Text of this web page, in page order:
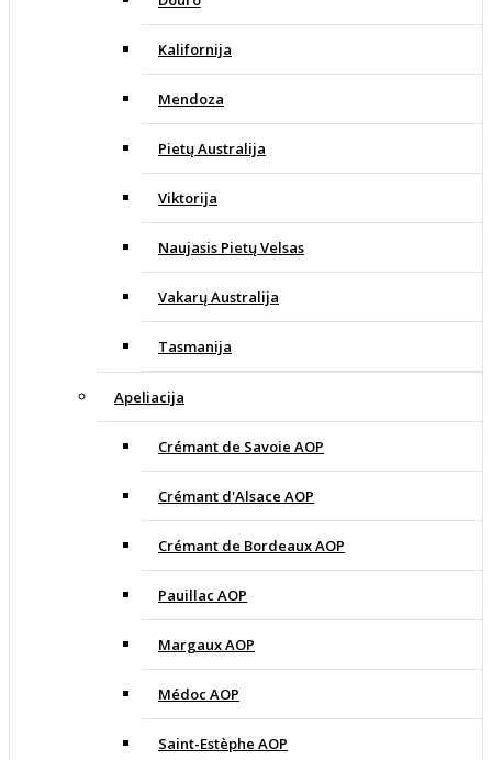
Kalifornija
Mendoza
Pietų Australija
Viktorija
Naujasis Pietų Velsas
Vakarų Australija
Tasmanija
Apeliacija
Crémant de Savoie AOP
Crémant d'Alsace AOP
Crémant de Bordeaux AOP
Pauillac AOP
Margaux AOP
Médoc AOP
Saint-Estèphe AOP